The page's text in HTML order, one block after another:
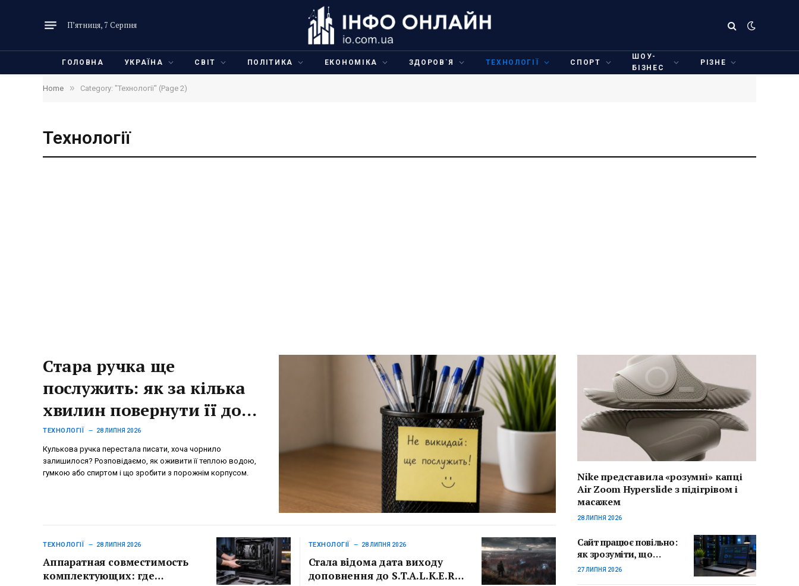
П’ятниця, 7 Серпня
ГОЛОВНА УКРАЇНА СВІТ ПОЛІТИКА ЕКОНОМІКА ЗДОРОВ`Я ТЕХНОЛОГІЇ СПОРТ
ШОУ-
БІЗНЕС
РІЗНЕ
Home » Category: "Технології" (Page 2)
Технології
Стара ручка ще
послужить: як за кілька
хвилин повернути її до
життя
ТЕХНОЛОГІЇ 28 ЛИПНЯ 2026
Кулькова ручка перестала писати, хоча чорнило
залишилося? Розповідаємо, як оживити її теплою водою,
гумкою або спиртом і що зробити з порожнім корпусом.
ТЕХНОЛОГІЇ 28 ЛИПНЯ 2026
Аппаратная совместимость
комплектующих: где
ТЕХНОЛОГІЇ 28 ЛИПНЯ 2026
Стала відома дата виходу
доповнення до S.T.A.L.K.E.R.
Nike представила «розумні» капці
Air Zoom Hyperslide з підігрівом і
масажем
28 ЛИПНЯ 2026
Сайт працює повільно:
як зрозуміти, що
проблема в хостингу
27 ЛИПНЯ 2026